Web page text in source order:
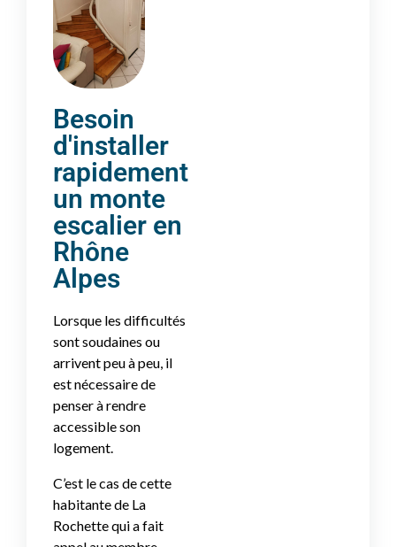
Besoin
d'installer
rapidement
un monte
escalier en
Rhône
Alpes
Lorsque les difficultés
sont soudaines ou
arrivent peu à peu, il
est nécessaire de
penser à rendre
accessible son
logement.
C’est le cas de cette
habitante de La
Rochette qui a fait